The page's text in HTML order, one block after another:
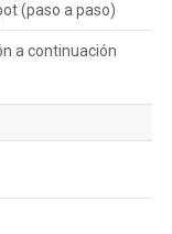
(paso a paso)
a continuación